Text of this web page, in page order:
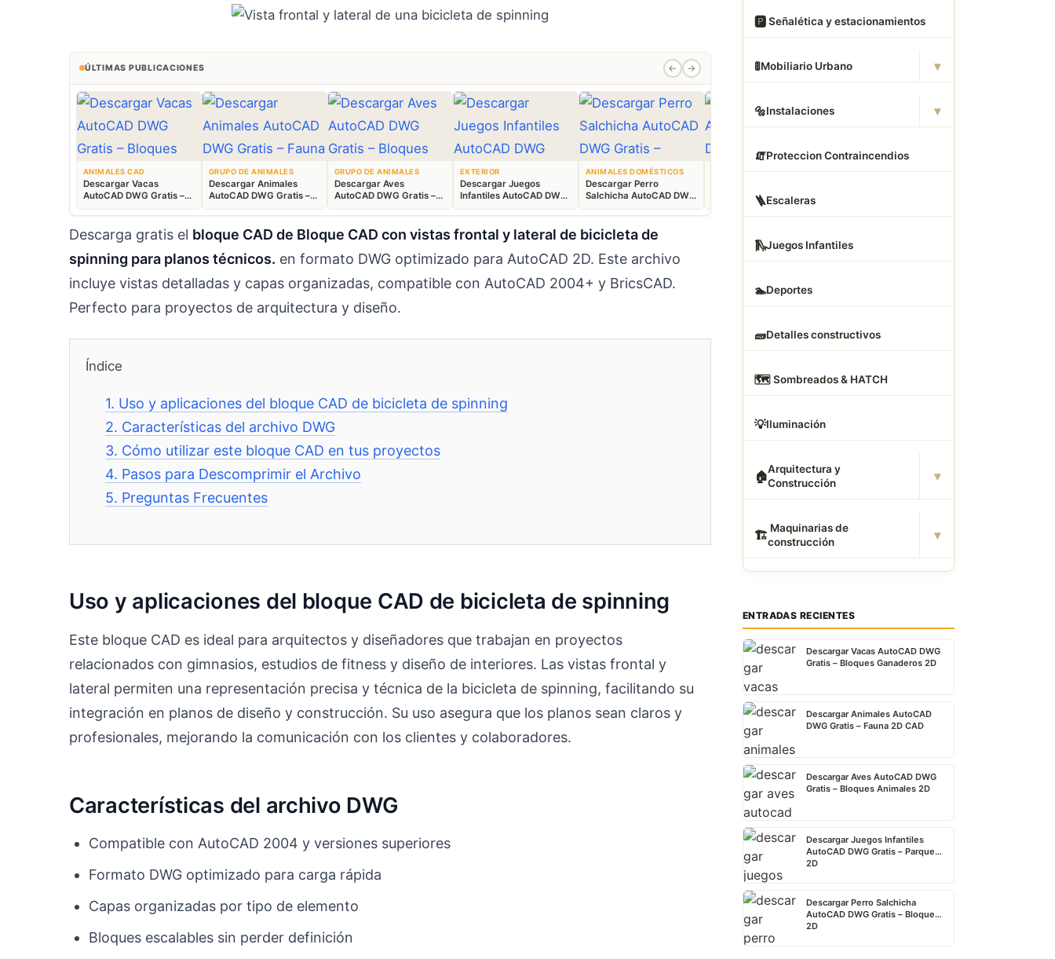
ÚLTIMAS PUBLICACIONES ← →
ANIMALES CAD
Descargar Vacas
AutoCAD DWG Gratis –
Bloques Ganaderos 2D
GRUPO DE ANIMALES
Descargar Animales
AutoCAD DWG Gratis –
Fauna 2D CAD
GRUPO DE ANIMALES
Descargar Aves
AutoCAD DWG Gratis –
Bloques Animales 2D
EXTERIOR
Descargar Juegos
Infantiles AutoCAD DWG
Gratis – Parque 2D
ANIMALES DOMÉSTICOS
Descargar Perro
Salchicha AutoCAD DWG
Gratis – Bloque 2D
AutoCAD DWG Gratis –
Bloques 2D
CAMAS DWG
Descarga gratis el bloque CAD de Bloque CAD con vistas frontal y lateral de bicicleta de
spinning para planos técnicos. en formato DWG optimizado para AutoCAD 2D. Este archivo
incluye vistas detalladas y capas organizadas, compatible con AutoCAD 2004+ y BricsCAD.
Perfecto para proyectos de arquitectura y diseño.
Índice
1. Uso y aplicaciones del bloque CAD de bicicleta de spinning
2. Características del archivo DWG
3. Cómo utilizar este bloque CAD en tus proyectos
4. Pasos para Descomprimir el Archivo
5. Preguntas Frecuentes
Uso y aplicaciones del bloque CAD de bicicleta de spinning
Este bloque CAD es ideal para arquitectos y diseñadores que trabajan en proyectos
relacionados con gimnasios, estudios de fitness y diseño de interiores. Las vistas frontal y
lateral permiten una representación precisa y técnica de la bicicleta de spinning, facilitando su
integración en planos de diseño y construcción. Su uso asegura que los planos sean claros y
profesionales, mejorando la comunicación con los clientes y colaboradores.
Características del archivo DWG
Compatible con AutoCAD 2004 y versiones superiores
Formato DWG optimizado para carga rápida
Capas organizadas por tipo de elemento
Bloques escalables sin perder definición
🅿️ Señalética y estacionamientos
🚦Mobiliario Urbano ▾
🔩Instalaciones ▾
🧯Proteccion Contraincendios
🪜Escaleras
🛝Juegos Infantiles
🏊Deportes
🧱Detalles constructivos
🗺️ Sombreados & HATCH
💡Iluminación
🏠Arquitectura y
Construcción
▾
🏗 ️ Maquinarias de
construcción
▾
ENTRADAS RECIENTES
Descargar Vacas AutoCAD DWG
Gratis – Bloques Ganaderos 2D
Descargar Animales AutoCAD
DWG Gratis – Fauna 2D CAD
Descargar Aves AutoCAD DWG
Gratis – Bloques Animales 2D
Descargar Juegos Infantiles
AutoCAD DWG Gratis – Parque
2D
Descargar Perro Salchicha
AutoCAD DWG Gratis – Bloque
2D